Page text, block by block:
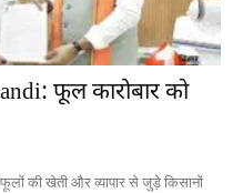
फूल कारोबार को
की खेती और व्यापार से जुड़े किसानों